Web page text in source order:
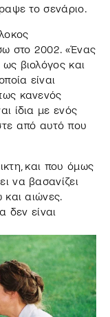
το σενάριο.
στο 2002. «Ένας
βιολόγος και
είναι
κανενός
ίδια με ενός
από αυτό που
και που όμως
να βασανίζει
και αιώνες.
δεν είναι